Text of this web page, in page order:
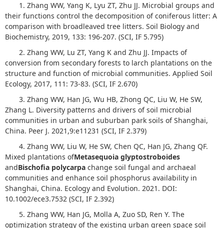
1. Zhang WW, Yang K, Lyu ZT, Zhu JJ. Microbial groups and
their functions control the decomposition of coniferous litter: A
comparison with broadleaved tree litters. Soil Biology and
Biochemistry, 2019, 133: 196-207. (SCI, IF 5.795)
2. Zhang WW, Lu ZT, Yang K and Zhu JJ. Impacts of
conversion from secondary forests to larch plantations on the
structure and function of microbial communities. Applied Soil
Ecology, 2017, 111: 73-83. (SCI, IF 2.670)
3. Zhang WW, Han JG, Wu HB, Zhong QC, Liu W, He SW,
Zhang L. Diversity patterns and drivers of soil microbial
communities in urban and suburban park soils of Shanghai,
China. Peer J. 2021,9:e11231 (SCI, IF 2.379)
4. Zhang WW, Liu W, He SW, Chen QC, Han JG, Zhang QF.
Mixed plantations ofMetasequoia glyptostroboides
andBischofia polycarpa change soil fungal and archaeal
communities and enhance soil phosphorus availability in
Shanghai, China. Ecology and Evolution. 2021. DOI:
10.1002/ece3.7532 (SCI, IF 2.392)
5. Zhang WW, Han JG, Molla A, Zuo SD, Ren Y. The
optimization strategy of the existing urban green space soil